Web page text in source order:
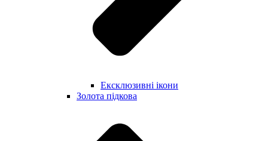
Ексклюзивні ікони
Золота підкова